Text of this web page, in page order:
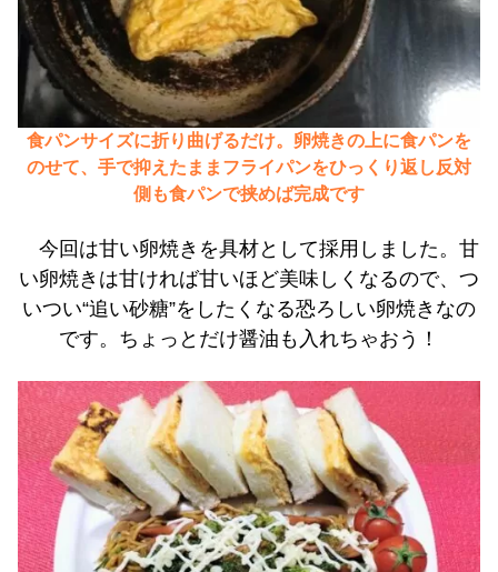
食パンサイズに折り曲げるだけ。卵焼きの上に食パンを
のせて、手で抑えたままフライパンをひっくり返し反対
側も食パンで挟めば完成です
今回は甘い卵焼きを具材として採用しました。甘
い卵焼きは甘ければ甘いほど美味しくなるので、つ
いつい“追い砂糖”をしたくなる恐ろしい卵焼きなの
です。ちょっとだけ醤油も入れちゃおう！